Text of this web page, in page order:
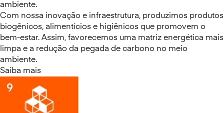
ambiente.
Com nossa inovação e infraestrutura, produzimos produtos
biogênicos, alimentícios e higiênicos que promovem o
bem-estar. Assim, favorecemos uma matriz energética mais
limpa e a redução da pegada de carbono no meio
ambiente.
Saiba mais